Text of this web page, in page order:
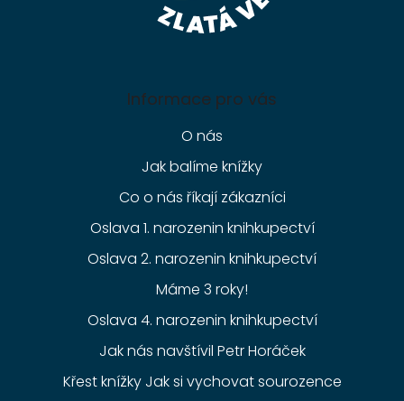
Informace pro vás
O nás
Jak balíme knížky
Co o nás říkají zákazníci
Oslava 1. narozenin knihkupectví
Oslava 2. narozenin knihkupectví
Máme 3 roky!
Oslava 4. narozenin knihkupectví
Jak nás navštívil Petr Horáček
Křest knížky Jak si vychovat sourozence